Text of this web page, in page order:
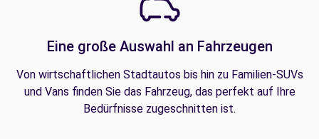
Eine große Auswahl an Fahrzeugen
Von wirtschaftlichen Stadtautos bis hin zu Familien-SUVs
und Vans finden Sie das Fahrzeug, das perfekt auf Ihre
Bedürfnisse zugeschnitten ist.